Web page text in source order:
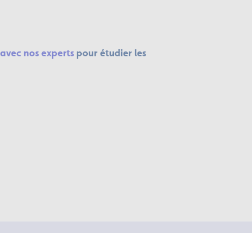
nos experts pour étudier les